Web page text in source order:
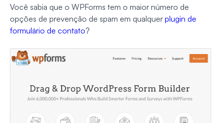
Você sabia que o WPForms tem o maior número de
opções de prevenção de spam em qualquer plugin de
formulário de contato?